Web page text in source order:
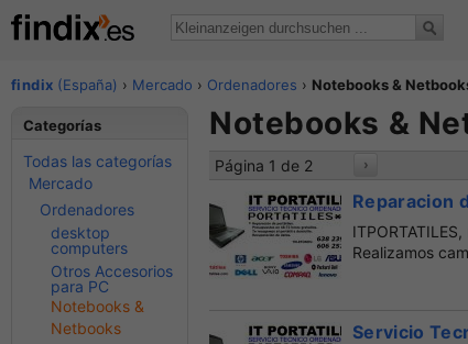
findix (España) › Mercado › Ordenadores › Notebooks &
Notebooks &
Página 1 de 2 ›
Reparacion
Realizamos
Servicio
Categorías
Todas las categorías
Mercado
Ordenadores
desktop
computers
Otros Accesorios
para PC
Notebooks &
Netbooks